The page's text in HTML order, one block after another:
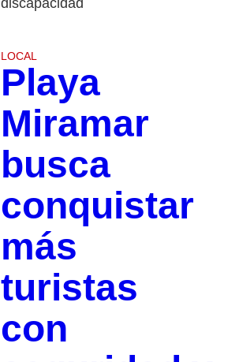
discapacidad
LOCAL
Playa
Miramar
busca
conquistar
más
turistas
con